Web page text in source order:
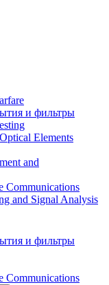
и фильтры
Elements
and
Communications
and Signal Analysis
и фильтры
Communications